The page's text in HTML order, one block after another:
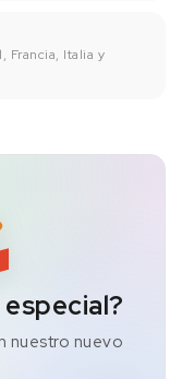
Francia, Italia y
nuestro nuevo